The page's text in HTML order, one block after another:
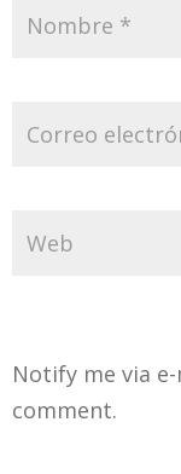
Notify me via
comment.